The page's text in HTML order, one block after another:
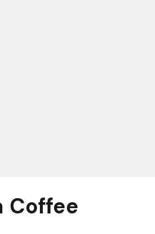
Coffee